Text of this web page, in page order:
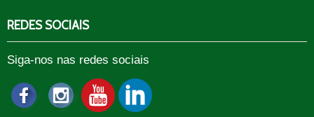
REDES SOCIAIS
Siga-nos nas redes sociais